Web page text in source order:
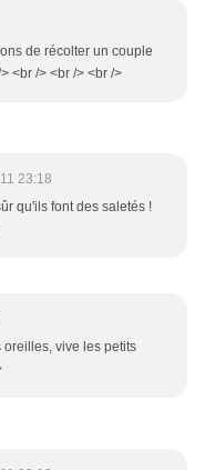
de récolter un couple
<br /> <br /> <br />
23:18
qu'ils font des saletés !
oreilles, vive les petits